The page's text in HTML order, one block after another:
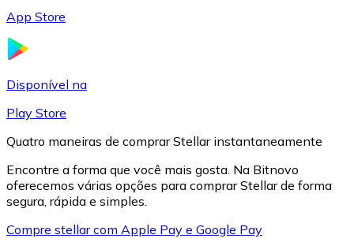
App Store
Disponível na
Play Store
Quatro maneiras de comprar Stellar instantaneamente
Encontre a forma que você mais gosta. Na Bitnovo
oferecemos várias opções para comprar Stellar de forma
segura, rápida e simples.
Compre stellar com Apple Pay e Google Pay